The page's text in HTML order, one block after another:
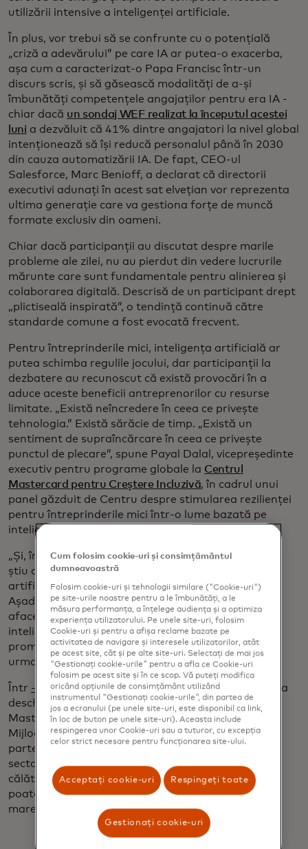
utilizării intensive a inteligenței artificiale.
În plus, vor trebui să se confrunte cu o potențială
„criză a adevărului” pe care IA ar putea-o exacerba,
așa cum a caracterizat-o Papa Francisc într-un
discurs scris, și să găsească modalități de a-și
îmbunătăți competențele angajaților pentru era IA -
chiar dacă un sondaj WEF realizat la începutul acestei
luni a dezvăluit că 41% dintre angajatori la nivel global
intenționează să își reducă personalul până în 2030
din cauza automatizării IA. De fapt, CEO-ul
Salesforce, Marc Benioff, a declarat că directorii
executivi adunați în acest sat elvețian vor reprezenta
ultima generație care va gestiona forțe de muncă
formate exclusiv din oameni.
Chiar dacă participanții au discutat despre marile
probleme ale zilei, nu au pierdut din vedere lucrurile
mărunte care sunt fundamentale pentru alinierea și
colaborarea digitală. Descrisă de un participant drept
„plictiseală inspirată”, o tendință continuă către
standarde comune a fost evocată frecvent.
Pentru întreprinderile mici, inteligența artificială ar
putea schimba regulile jocului, dar participanții la
dezbatere au recunoscut că există provocări în a
aduce aceste beneficii antreprenorilor cu resurse
limitate. „Există neîncredere în ceea ce privește
tehnologia.” Există sărăcie de timp. „Există un
sentiment de supraîncărcare în ceea ce privește
punctul de plecare”, spune Payal Dalal, vicepreședinte
executiv pentru programe globale la Centrul
Mastercard pentru Creștere Incluzivă, în cadrul unui
panel găzduit de Centru despre stimularea rezilienței
pentru întreprinderile mici într-o lume bazată pe
inteligență artificială.
„Și, în final”, a continuat ea, „întreprinderile mici nu
știu cum le poate ajuta cu adevărat inteligența
artificială să economisească timp și să facă bani.”
Așadar, înțelegerea cu adevărat a nevoilor micilor
afaceri și apoi descoperirea modului în care
inteligența artificială poate ajuta, în loc să o
promoveze pur și simplu pe cea mică, este calea de
urmat.”
Într -un articol pentru blogul WEF Agenda,
publicat la
deschiderea summitului, Ling Hai, președintele
Mastercard pentru Asia Pacific, Europa, Orientul
Mijlociu și Africa, a subliniat modul în care
parteneriatele dintre sectorul public, non-profit și
sectorul privat sunt esențiale pentru accelerarea
călătoriilor digitale ale întreprinderilor mici, ceea ce
poate stimula economiile și poate conduce la o mai
mare incluziune și reziliență.
Cum folosim cookie-uri și consimțământul
dumneavoastră
Folosim cookie-uri și tehnologii similare ("Cookie-uri")
pe site-urile noastre pentru a le îmbunătăți, a le
măsura performanța, a înțelege audiența și a optimiza
experiența utilizatorului. Pe unele site-uri, folosim
Cookie-uri și pentru a afișa reclame bazate pe
activitatea de navigare și interesele utilizatorilor, atât
pe acest site, cât și pe alte site-uri. Selectați de mai jos
"Gestionați cookie-urile" pentru a afla ce Cookie-uri
folosim pe acest site și în ce scop. Vă puteți modifica
oricând opțiunile de consimțământ utilizând
instrumentul "Gestionați cookie-urile", din partea de
jos a ecranului (pe unele site-uri, este disponibil ca link,
în loc de buton pe unele site-uri). Aceasta include
respingerea unor Cookie-uri sau a tuturor, cu excepția
celor strict necesare pentru funcționarea site-ului.
Acceptați cookie-uri Respingeți toate
Gestionați cookie-uri